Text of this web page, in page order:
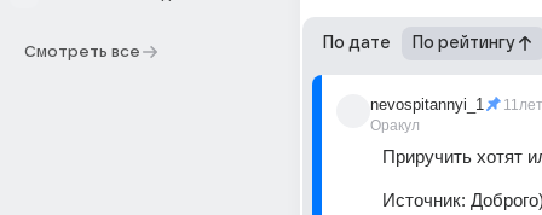
Смотреть все По дате По рейтингу
nevospitannyi_1
Оракул
11лет
Приручить хотят
Источник: